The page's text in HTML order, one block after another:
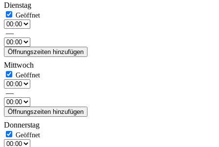
Dienstag
—
Öffnungszeiten hinzufügen
Mittwoch
—
Öffnungszeiten hinzufügen
Donnerstag